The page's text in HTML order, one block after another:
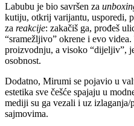
Labubu je bio savršen za
kutiju, otkrij varijantu, usporedi,
za reakcije: zakačiš ga, prođeš
“sramežljivo” okrene i evo
proizvodnju, a visoko “dijeljiv”,
osobnost.
Dodatno, Mirumi se pojavio u
estetika sve češće spajaju u
mediji su ga vezali i uz izlaganja/
sajmovima.